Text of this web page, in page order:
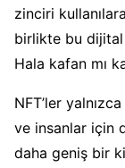
zinciri
birlikte bu dijital
Hala kafan mı
NFT’ler
ve insanlar için
daha geniş bir